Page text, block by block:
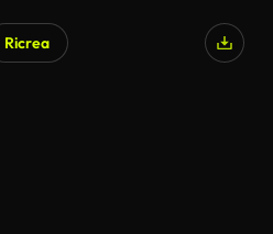
Ricrea